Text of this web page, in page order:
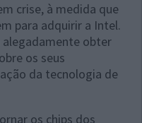
crise, à medida que
para adquirir a Intel.
alegadamente obter
os seus
da tecnologia de
os chips dos